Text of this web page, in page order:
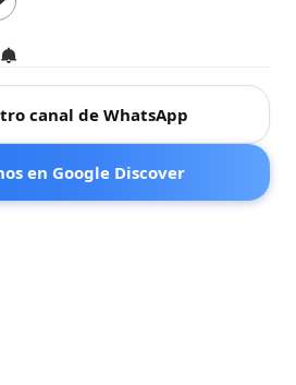
canal de WhatsApp
en Google Discover